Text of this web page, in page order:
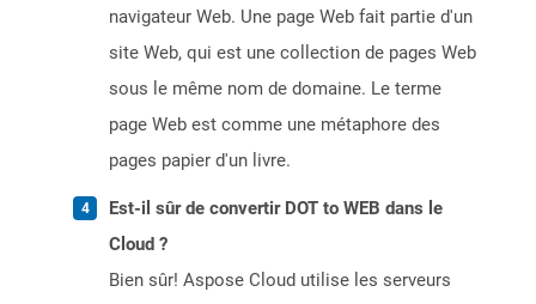
navigateur Web. Une page Web fait partie d'un
site Web, qui est une collection de pages Web
sous le même nom de domaine. Le terme
page Web est comme une métaphore des
pages papier d'un livre.
Est-il sûr de convertir DOT to WEB dans le
Cloud ?
Bien sûr! Aspose Cloud utilise les serveurs